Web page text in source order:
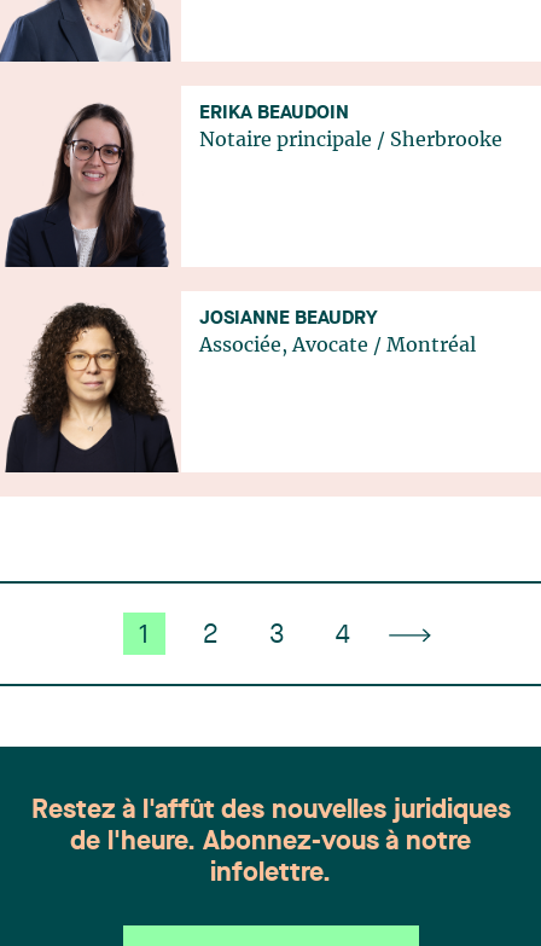
ERIKA BEAUDOIN
Notaire principale / Sherbrooke
JOSIANNE BEAUDRY
Associée, Avocate / Montréal
1 2 3 4
Restez à l'affût des nouvelles juridiques
de l'heure. Abonnez-vous à notre
infolettre.